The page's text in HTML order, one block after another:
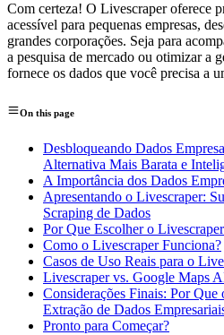
Com certeza! O Livescraper oferece
acessível para pequenas empresas,
grandes corporações. Seja para
a pesquisa de mercado ou otimizar a
fornece os dados que você precisa a
On this page
Desbloqueando Dados
Alternativa Mais Barata e
A Importância dos Dados
Apresentando o Livescraper:
Scraping de Dados
Por Que Escolher o
Como o Livescraper Funciona?
Casos de Uso Reais para o
Livescraper vs. Google Maps
Considerações Finais: Por
Extração de Dados
Pronto para Começar?